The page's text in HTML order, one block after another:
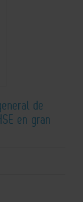
de
en gran